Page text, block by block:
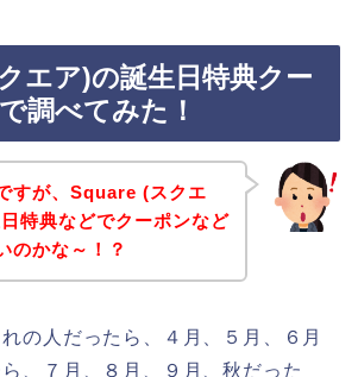
エア)の誕生日特典クー
調べてみた！
すが、Square (スクエ
特典などでクーポンなど
のかな～！？
の人だったら、４月、５月、６月
、７月、８月、９月、秋だった